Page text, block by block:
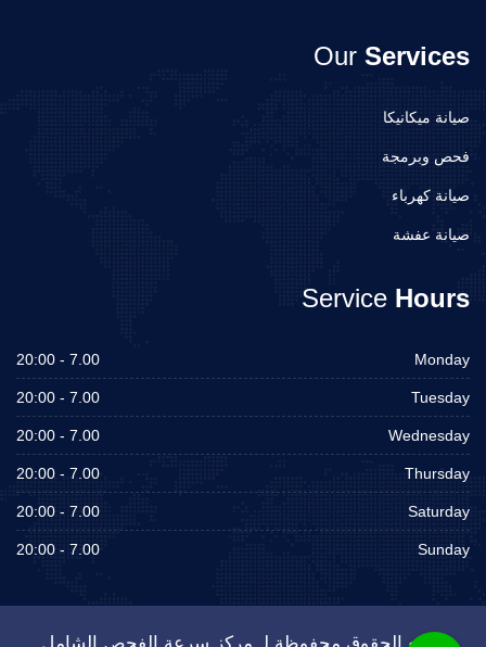
Our Services
صيانة ميكانيكا
فحص وبرمجة
صيانة كهرباء
صيانة عفشة
Service Hours
Monday
7.00 - 20:00
Tuesday
7.00 - 20:00
Wednesday
7.00 - 20:00
Thursday
7.00 - 20:00
Saturday
7.00 - 20:00
Sunday
7.00 - 20:00